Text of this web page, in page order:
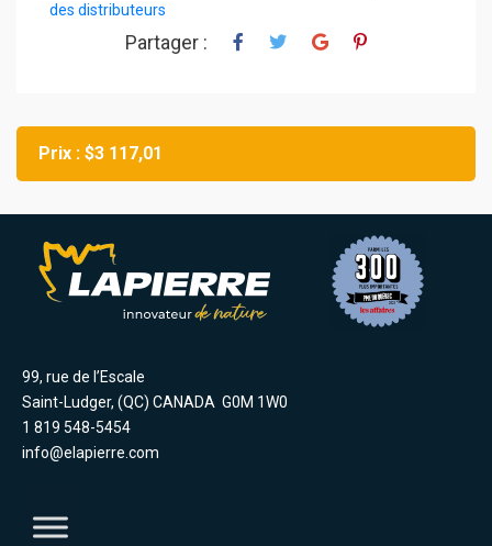
des distributeurs
Partager :
Prix : $3 117,01
99, rue de l’Escale
Saint-Ludger, (QC) CANADA G0M 1W0
1 819 548-5454
info@elapierre.com